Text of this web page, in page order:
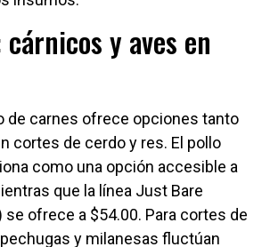
y aves en
de carnes ofrece opciones tanto
cortes de cerdo y res. El pollo
como una opción accesible a
que la línea Just Bare
se ofrece a $54.00. Para cortes de
y milanesas fluctúan